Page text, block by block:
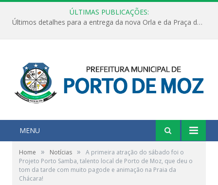
ÚLTIMAS PUBLICAÇÕES:
Últimos detalhes para a entrega da nova Orla e da Praça do Praião
MENU
Home » Notícias »
A primeira atração do sábado foi o
Projeto Porto Samba, talento local de Porto de Moz, que deu o
tom da tarde com muito pagode e animação na Praia da
Chácara!